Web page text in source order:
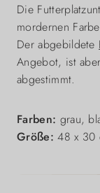
Die
mordernen
Der abgebildete
Angebot, ist
abgestimmt.
Farben: grau,
Größe: 48 x 30